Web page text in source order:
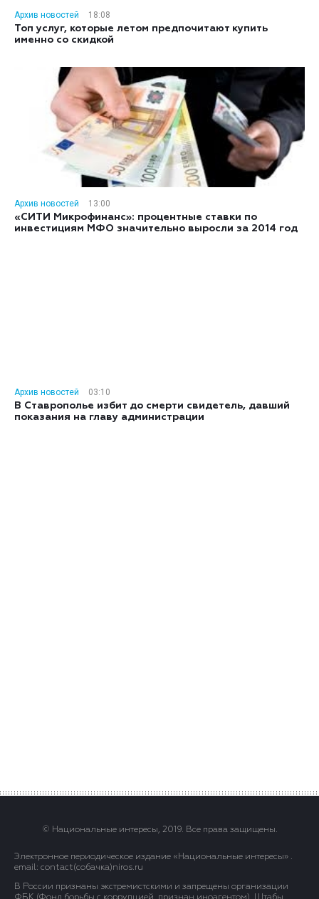
Архив новостей
18:08
Топ услуг, которые летом предпочитают купить
именно со скидкой
Архив новостей
13:00
«СИТИ Микрофинанс»: процентные ставки по
инвестициям МФО значительно выросли за 2014 год
Архив новостей
03:10
В Ставрополье избит до смерти свидетель, давший
показания на главу администрации
© Национальные интересы, 2019. Все права защищены.
Электронное периодическое издание «Национальные интересы» .
email: contact(сoбaчка)niros.ru
В России признаны экстремистскими и запрещены организации